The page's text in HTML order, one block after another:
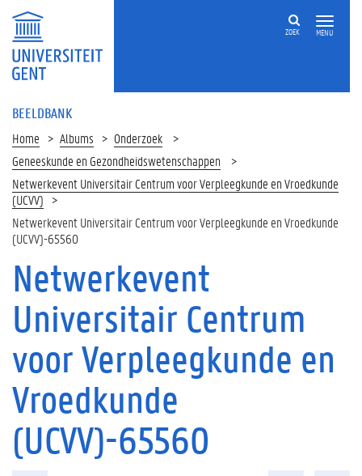
MENU
ZOEK
BEELDBANK
Home Albums
Onderzoek
Geneeskunde en Gezondheidswetenschappen
Netwerkevent Universitair Centrum voor Verpleegkunde en Vroedkunde
(UCVV)
Netwerkevent Universitair Centrum voor Verpleegkunde en Vroedkunde
(UCVV)-65560
Netwerkevent
Universitair Centrum
voor Verpleegkunde en
Vroedkunde
(UCVV)-65560